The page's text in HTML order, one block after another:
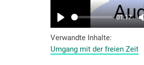
Verwandte Inhalte
Umgang mit der freien Zeit